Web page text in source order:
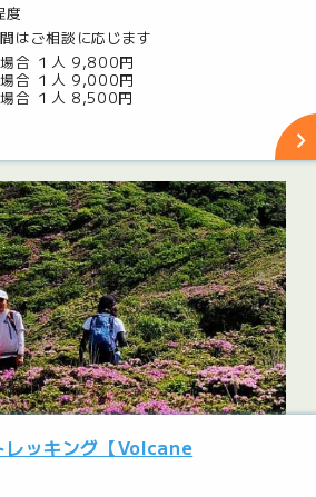
度
はご相談に応じます
場合 １人 9,800円
場合 １人 9,000円
合 １人 8,500円
レッキング【Volcane